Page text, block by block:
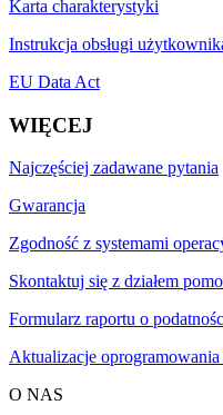
Karta charakterystyki
Instrukcja obsługi
EU Data Act
WIĘCEJ
Najczęściej zadawane pytania
Gwarancja
Zgodność z systemami
Skontaktuj się z działem
Formularz raportu o
Aktualizacje
O NAS